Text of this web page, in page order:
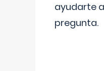
ayudarte
pregunta.